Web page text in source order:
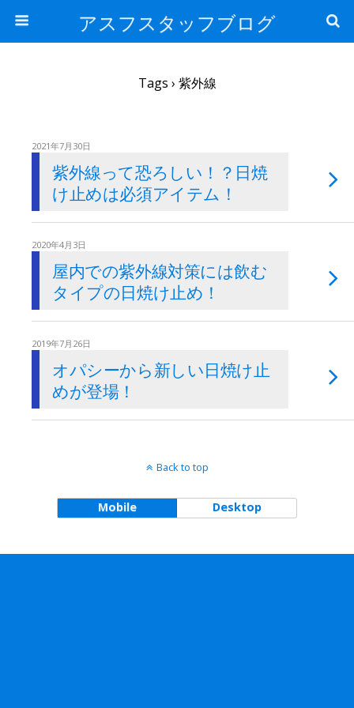
アスフスタッフブログ
Tags › 紫外線
2021年7月30日
紫外線って恐ろしい！？日焼
け止めは必須アイテム！
2020年4月3日
屋内での紫外線対策には飲む
タイプの日焼け止め！
2019年7月26日
オパシーから新しい日焼け止
めが登場！
Back to top
Mobile Desktop